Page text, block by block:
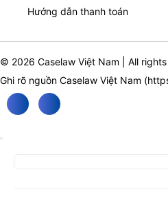
Hướng dẫn thanh toán
© 2026 Caselaw Việt Nam | All
Ghi rõ nguồn Caselaw Việt Nam (